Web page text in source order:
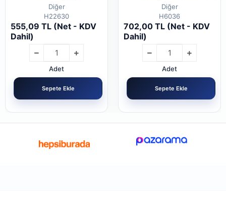
Diğer
H22630
555,09 TL (Net - KDV
Dahil)
Adet
Sepete Ekle
Diğer
H6036
702,00 TL (Net - KDV
Dahil)
Adet
Sepete Ekle